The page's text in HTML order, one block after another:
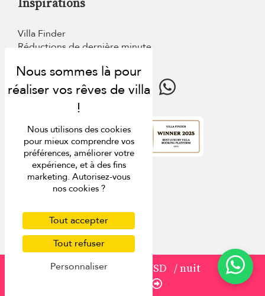
à partir de 1 200 USD / nuit
Villa Finder
Réductions de dernière minute
Note4.9
Nous utilisons des cookies
pour mieux comprendre vos
préférences, améliorer votre
expérience, et à des fins
marketing. Autorisez-vous
nos cookies ?
Tout accepter
Tout refuser
Personnaliser